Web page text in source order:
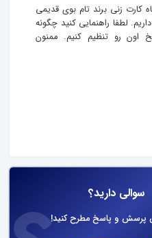
کارت زنی برند تام بوی قدیمی
لطفا راهنمایی کنید چگونه
اون رو تنظیم کنیم. ممنون
سوالی دارید؟
و پاسخ مطرح کنید!